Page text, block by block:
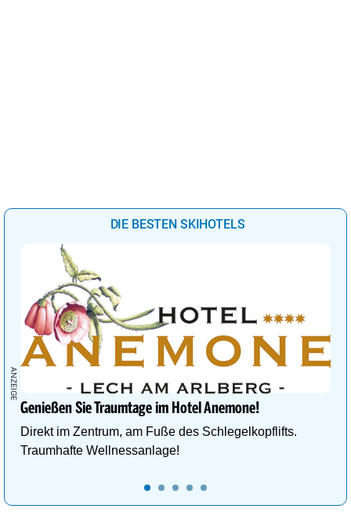
DIE BESTEN SKIHOTELS
Genießen Sie Traumtage im Hotel Anemone!
Direkt im Zentrum, am Fuße des Schlegelkopflifts.
Traumhafte Wellnessanlage!